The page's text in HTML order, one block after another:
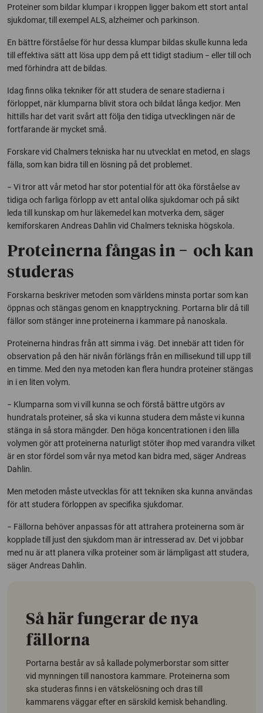
Proteiner som bildar klumpar i kroppen ligger bakom ett stort antal
sjukdomar, till exempel ALS, alzheimer och parkinson.
En bättre förståelse för hur dessa klumpar bildas skulle kunna leda
till effektiva sätt att lösa upp dem på ett tidigt stadium − eller till och
med förhindra att de bildas.
Idag finns olika tekniker för att studera de senare stadierna i
förloppet, när klumparna blivit stora och bildat långa kedjor. Men
hittills har det varit svårt att följa den tidiga utvecklingen när de
fortfarande är mycket små.
Forskare vid Chalmers tekniska har nu utvecklat en metod, en slags
fälla, som kan bidra till en lösning på det problemet.
− Vi tror att vår metod har stor potential för att öka förståelse av
tidiga och farliga förlopp av ett antal olika sjukdomar och på sikt
leda till kunskap om hur läkemedel kan motverka dem, säger
kemiforskaren Andreas Dahlin vid Chalmers tekniska högskola.
Proteinerna fångas in − och kan
studeras
Forskarna beskriver metoden som världens minsta portar som kan
öppnas och stängas genom en knapptryckning. Portarna blir då till
fällor som stänger inne proteinerna i kammare på nanoskala.
Proteinerna hindras från att simma i väg. Det innebär att tiden för
observation på den här nivån förlängs från en millisekund till upp till
en timme. Med den nya metoden kan flera hundra proteiner stängas
in i en liten volym.
− Klumparna som vi vill kunna se och förstå bättre utgörs av
hundratals proteiner, så ska vi kunna studera dem måste vi kunna
stänga in så stora mängder. Den höga koncentrationen i den lilla
volymen gör att proteinerna naturligt stöter ihop med varandra vilket
är en stor fördel som vår nya metod kan bidra med, säger Andreas
Dahlin.
Men metoden måste utvecklas för att tekniken ska kunna användas
för att studera förloppen av specifika sjukdomar.
− Fällorna behöver anpassas för att attrahera proteinerna som är
kopplade till just den sjukdom man är intresserad av. Det vi jobbar
med nu är att planera vilka proteiner som är lämpligast att studera,
säger Andreas Dahlin.
Så här fungerar de nya
fällorna
Portarna består av så kallade polymerborstar som sitter
vid mynningen till nanostora kammare. Proteinerna som
ska studeras finns i en vätskelösning och dras till
kammarens väggar efter en särskild kemisk behandling.